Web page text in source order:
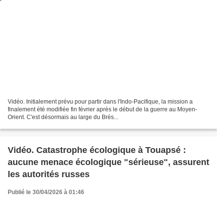
Vidéo. Initialement prévu pour partir dans l'Indo-Pacifique, la mission a
finalement été modifiée fin février après le début de la guerre au Moyen-
Orient. C'est désormais au large du Brés...
Vidéo. Catastrophe écologique à Touapsé :
aucune menace écologique "sérieuse", assurent
les autorités russes
Publié le 30/04/2026 à 01:46